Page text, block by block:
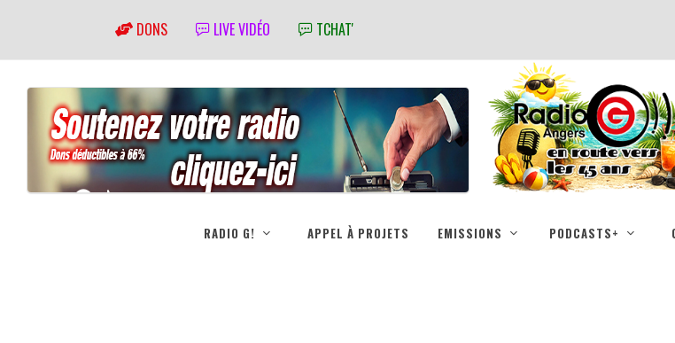
DONS LIVE VIDÉO TCHAT'
RADIO G! APPEL À PROJETS EMISSIONS PODCASTS+